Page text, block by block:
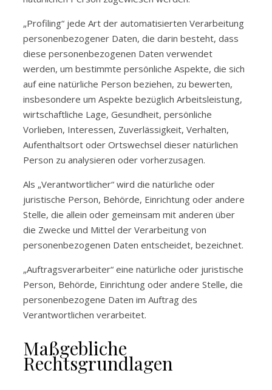
„Profiling“ jede Art der automatisierten Verarbeitung
personenbezogener Daten, die darin besteht, dass
diese personenbezogenen Daten verwendet
werden, um bestimmte persönliche Aspekte, die sich
auf eine natürliche Person beziehen, zu bewerten,
insbesondere um Aspekte bezüglich Arbeitsleistung,
wirtschaftliche Lage, Gesundheit, persönliche
Vorlieben, Interessen, Zuverlässigkeit, Verhalten,
Aufenthaltsort oder Ortswechsel dieser natürlichen
Person zu analysieren oder vorherzusagen.
Als „Verantwortlicher“ wird die natürliche oder
juristische Person, Behörde, Einrichtung oder andere
Stelle, die allein oder gemeinsam mit anderen über
die Zwecke und Mittel der Verarbeitung von
personenbezogenen Daten entscheidet, bezeichnet.
„Auftragsverarbeiter“ eine natürliche oder juristische
Person, Behörde, Einrichtung oder andere Stelle, die
personenbezogene Daten im Auftrag des
Verantwortlichen verarbeitet.
Maßgebliche
Rechtsgrundlagen